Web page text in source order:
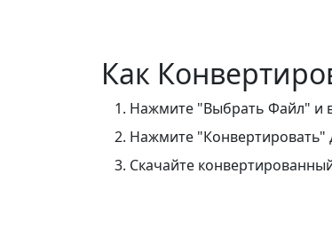
Как
Нажмите "Выбрать Файл" и
Нажмите "Конвертировать"
Скачайте